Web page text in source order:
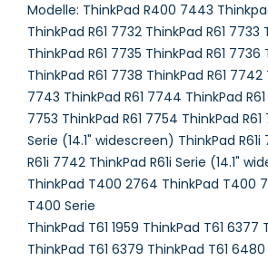
Modelle: ThinkPad R400 7443
ThinkPad R61 7732 ThinkPad R61 7733
ThinkPad R61 7735 ThinkPad R61 7736
ThinkPad R61 7738 ThinkPad R61 7742
7743 ThinkPad R61 7744 ThinkPad R61
7753 ThinkPad R61 7754 ThinkPad R61
Serie (14.1" widescreen) ThinkPad R61i
R61i 7742 ThinkPad R61i Serie (14.1"
ThinkPad T400 2764 ThinkPad T400
T400 Serie
ThinkPad T61 1959 ThinkPad T61 6377
ThinkPad T61 6379 ThinkPad T61 6480